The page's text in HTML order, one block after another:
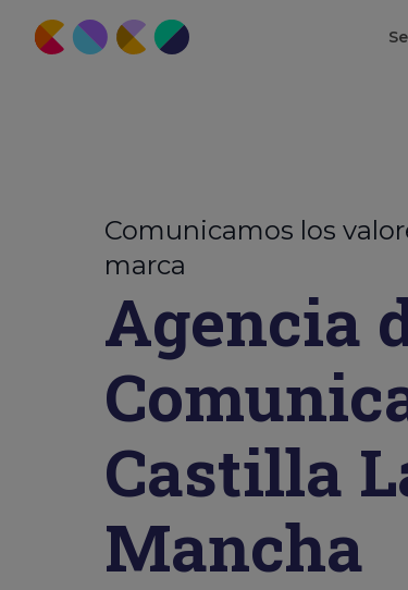
Comunicamos los
marca
Agencia
Castilla
Mancha